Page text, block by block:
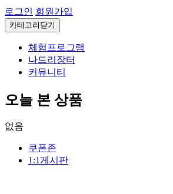
로그인 회원가입
카테고리닫기
체험프로그램
나드리장터
커뮤니티
오늘 본 상품
없음
쿠폰존
1:1게시판